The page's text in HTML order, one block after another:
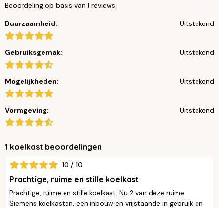
Beoordeling op basis van 1 reviews.
Duurzaamheid: Uitstekend
Gebruiksgemak: Uitstekend
Mogelijkheden: Uitstekend
Vormgeving: Uitstekend
1 koelkast beoordelingen
10 / 10
Prachtige, ruime en stille koelkast
Prachtige, ruime en stille koelkast. Nu 2 van deze ruime
Siemens koelkasten, een inbouw en vrijstaande in gebruik en